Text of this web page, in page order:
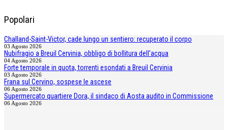
Popolari
Challand-Saint-Victor, cade lungo un sentiero: recuperato il corpo
03 Agosto 2026
Nubifragio a Breuil Cervinia, obbligo di bollitura dell'acqua
04 Agosto 2026
Forte temporale in quota, torrenti esondati a Breuil Cervinia
03 Agosto 2026
Frana sul Cervino, sospese le ascese
06 Agosto 2026
Supermercato quartiere Dora, il sindaco di Aosta audito in Commissione
06 Agosto 2026